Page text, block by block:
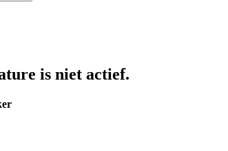
is niet actief.